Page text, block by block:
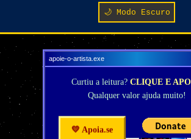
🌙 Modo Escuro
apoie-o-artista.exe
Curtiu a leitura? CLIQUE E
Qualquer valor ajuda muito!
💛 Apoia.se